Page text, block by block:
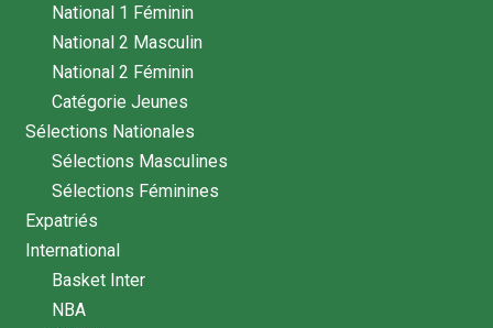
National 1 Féminin
National 2 Masculin
National 2 Féminin
Catégorie Jeunes
Sélections Nationales
Sélections Masculines
Sélections Féminines
Expatriés
International
Basket Inter
NBA